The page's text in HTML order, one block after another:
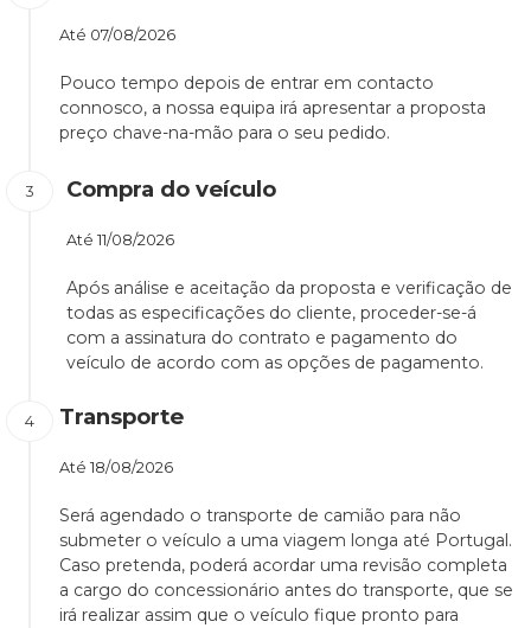
Até 07/08/2026
Pouco tempo depois de entrar em contacto
connosco, a nossa equipa irá apresentar a proposta
preço chave-na-mão para o seu pedido.
Compra do veículo
Até 11/08/2026
Após análise e aceitação da proposta e verificação de
todas as especificações do cliente, proceder-se-á
com a assinatura do contrato e pagamento do
veículo de acordo com as opções de pagamento.
Transporte
Até 18/08/2026
Será agendado o transporte de camião para não
submeter o veículo a uma viagem longa até Portugal.
Caso pretenda, poderá acordar uma revisão completa
a cargo do concessionário antes do transporte, que se
irá realizar assim que o veículo fique pronto para